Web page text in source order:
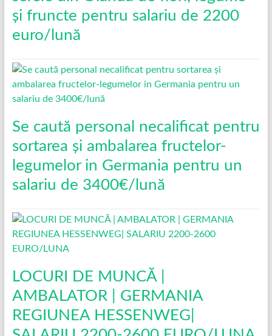
și fruncte pentru salariu de 2200
euro/lună
Se caută personal necalificat pentru
sortarea și ambalarea fructelor-
legumelor in Germania pentru un
salariu de 3400€/lună
LOCURI DE MUNCĂ |
AMBALATOR | GERMANIA
REGIUNEA HESSENWEG|